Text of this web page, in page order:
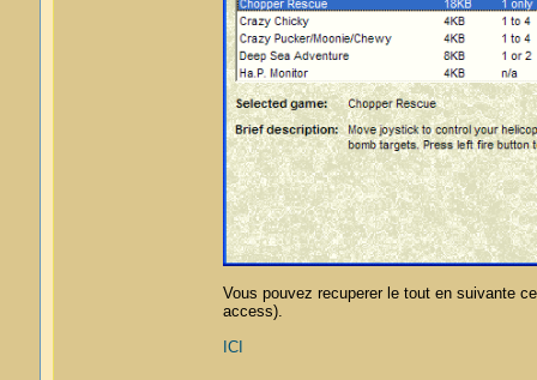
Vous pouvez recuperer le tout en suivante
access).
ICI